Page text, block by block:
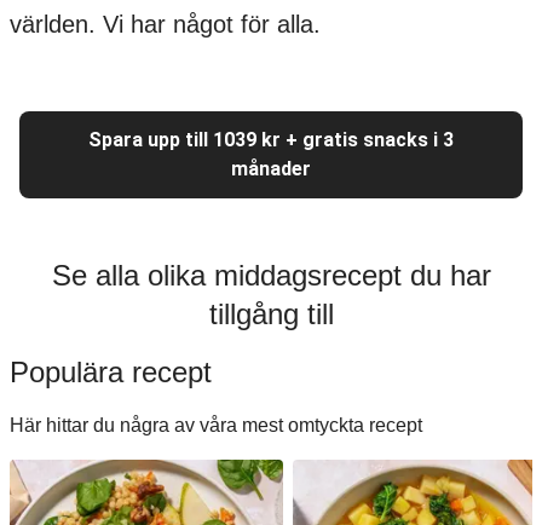
världen. Vi har något för alla.
Spara upp till 1039 kr + gratis snacks i 3
månader
Se alla olika middagsrecept du har
tillgång till
Populära recept
Här hittar du några av våra mest omtyckta recept